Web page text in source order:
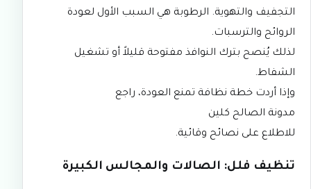
التجفيف والتهوية. الرطوبة هي السبب الأول لعودة
الروائح والترسبات.
لذلك يُنصح بترك النوافذ مفتوحة قليلاً أو تشغيل
الشفاط.
وإذا أردت خطة نظافة تمنع العودة، راجع
مدونة الصالح كلين
للاطلاع على نصائح وقائية.
تنظيف فلل: الصالات والمجالس الكبيرة